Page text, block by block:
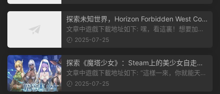
探索未知世界，Horizon Forbidden West Com
plete Edition正式發布！
文章中遊戲下載地址如下: 嘿，看這裏！想要加入
遊戲資源分享群，就點文章最後那...
2025-07-25
探索《魔塔少女》：Steam上的美少女自走
棋，戰鬥與策略的雙重盛宴！
文章中遊戲下載地址如下: “這樣一來，你就能天天
2025-07-25